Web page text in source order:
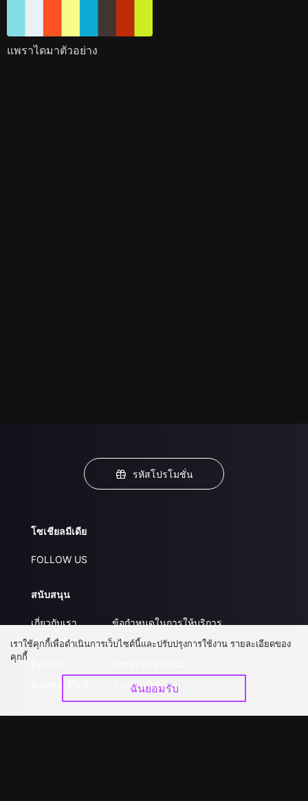
แพราไดมาตัวอย่าง
รหัสโปรโมชั่น
โซเชียลมีเดีย
FOLLOW US
สนับสนุน
เกี่ยวกับเรา
คำถามที่พบบ่อย
ข้อกำหนดในการให้บริการ
นโยบายความเป็นส่วนตัว
ร่วมงานกับเรา
เราใช้คุกกี้เพื่อดำเนินการเว็บไซต์นี้และปรับปรุงการใช้งาน รายละเอียดของ
คุกกี้
ฉันยอมรับ